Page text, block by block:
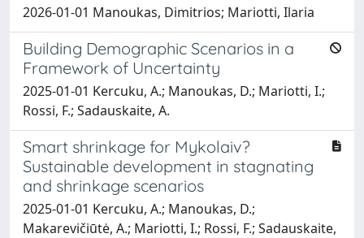
2026-01-01 Manoukas, Dimitrios; Mariotti, Ilaria
Building Demographic Scenarios in a
Framework of Uncertainty
2025-01-01 Kercuku, A.; Manoukas, D.; Mariotti, I.;
Rossi, F.; Sadauskaite, A.
Smart shrinkage for Mykolaiv?
Sustainable development in stagnating
and shrinkage scenarios
2025-01-01 Kercuku, A.; Manoukas, D.;
Makarevičiūtė, A.; Mariotti, I.; Rossi, F.; Sadauskaite,